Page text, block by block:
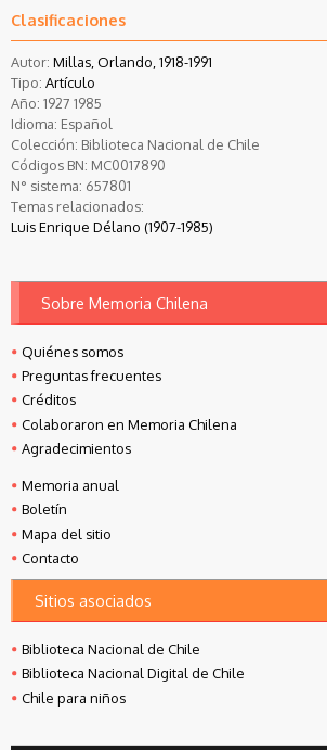
Clasificaciones
Autor: Millas, Orlando, 1918-1991
Tipo: Artículo
Año: 1927 1985
Idioma: Español
Colección: Biblioteca Nacional de Chile
Códigos BN: MC0017890
N° sistema: 657801
Temas relacionados:
Luis Enrique Délano (1907-1985)
Sobre Memoria Chilena
Quiénes somos
Preguntas frecuentes
Créditos
Colaboraron en Memoria Chilena
Agradecimientos
Memoria anual
Boletín
Mapa del sitio
Contacto
Sitios asociados
Biblioteca Nacional de Chile
Biblioteca Nacional Digital de Chile
Chile para niños